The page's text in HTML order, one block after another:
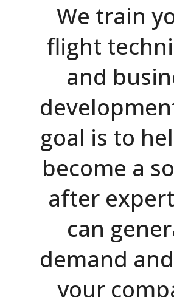
We train
flight
and
goal is to
become a
after
can
demand
your